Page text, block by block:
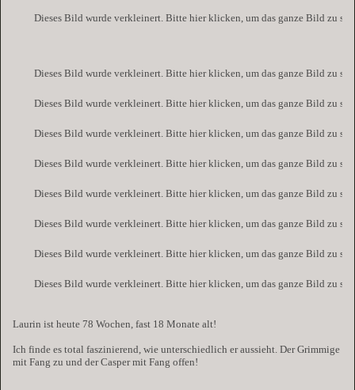
Dieses Bild wurde verkleinert. Bitte hier klicken, um das ganze Bild zu
Dieses Bild wurde verkleinert. Bitte hier klicken, um das ganze Bild zu
Dieses Bild wurde verkleinert. Bitte hier klicken, um das ganze Bild zu
Dieses Bild wurde verkleinert. Bitte hier klicken, um das ganze Bild zu
Dieses Bild wurde verkleinert. Bitte hier klicken, um das ganze Bild zu
Dieses Bild wurde verkleinert. Bitte hier klicken, um das ganze Bild zu
Dieses Bild wurde verkleinert. Bitte hier klicken, um das ganze Bild zu
Dieses Bild wurde verkleinert. Bitte hier klicken, um das ganze Bild zu
Dieses Bild wurde verkleinert. Bitte hier klicken, um das ganze Bild zu
Laurin ist heute 78 Wochen, fast 18 Monate alt!
Ich finde es total faszinierend, wie unterschiedlich er aussieht. Der Grimmige
mit Fang zu und der Casper mit Fang offen!